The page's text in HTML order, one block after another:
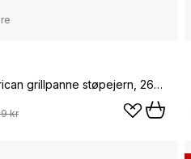
Staub American grillpanne støpejern, 26x26 cm
kr